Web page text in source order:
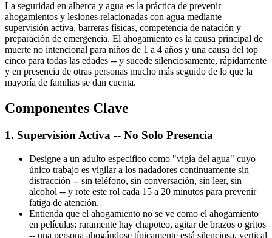
La seguridad en alberca y agua es la práctica de prevenir
ahogamientos y lesiones relacionadas con agua mediante
supervisión activa, barreras físicas, competencia de natación y
preparación de emergencia. El ahogamiento es la causa principal de
muerte no intencional para niños de 1 a 4 años y una causa del top
cinco para todas las edades -- y sucede silenciosamente, rápidamente
y en presencia de otras personas mucho más seguido de lo que la
mayoría de familias se dan cuenta.
Componentes Clave
1. Supervisión Activa -- No Solo Presencia
Designe a un adulto específico como "vigía del agua" cuyo
único trabajo es vigilar a los nadadores continuamente sin
distracción -- sin teléfono, sin conversación, sin leer, sin
alcohol -- y rote este rol cada 15 a 20 minutos para prevenir
fatiga de atención.
Entienda que el ahogamiento no se ve como el ahogamiento
en películas: raramente hay chapoteo, agitar de brazos o gritos
-- una persona ahogándose típicamente está silenciosa, vertical